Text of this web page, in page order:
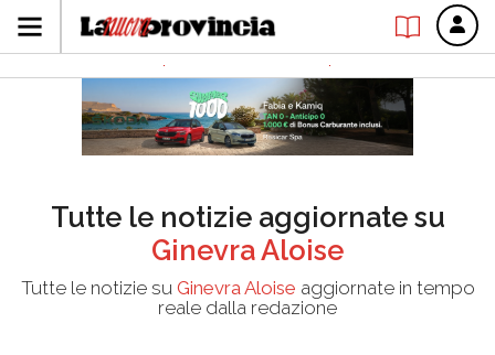
Tutte le notizie aggiornate su
Ginevra Aloise
Tutte le notizie su Ginevra Aloise aggiornate in tempo
reale dalla redazione